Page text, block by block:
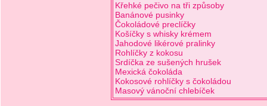
Křehké pečivo na tři způsoby
Banánové pusinky
Čokoládové preclíčky
Košíčky s whisky krémem
Jahodové likérové pralinky
Rohlíčky z kokosu
Srdíčka ze sušených hrušek
Mexická čokoláda
Kokosové rohlíčky s čokoládou
Masový vánoční chlebíček